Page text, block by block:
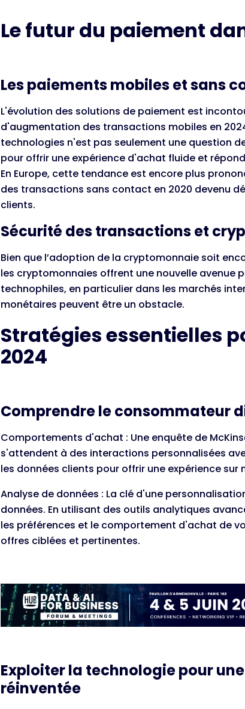
Le futur du paiement
Les paiements mobiles et sans
L'évolution des solutions de paiement est
d'augmentation des transactions mobiles en
technologies n'est pas seulement une question
pour offrir une expérience d'achat fluide et
En Europe, cette tendance est encore plus
des transactions sans contact en 2020 devenu
clients.
Sécurité des transactions et
Bien que l’adoption de la cryptomonnaie soit
les cryptomonnaies offrent une nouvelle avenue
technophiles, en particulier dans les marchés
monétaires peuvent être un obstacle.
Stratégies essentielles
2024
Comprendre le consommateur
Comportements d'achat : Une enquête de
s'attendent à des interactions personnalisées
les données clients pour offrir une expérience sur
Analyse de données : La clé d'une
données. En utilisant des outils analytiques
les préférences et le comportement d'achat de
offres ciblées et pertinentes.
Exploiter la technologie pour
réinventée